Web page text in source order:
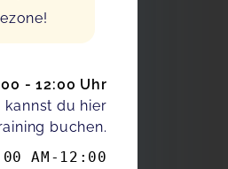
- 12:00 Uhr
kannst du hier
buchen.
AM - 12:00